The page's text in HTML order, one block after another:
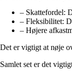
– Skattefordel:
– Fleksibilitet:
– Højere
Det er vigtigt at nøje
Samlet set er det